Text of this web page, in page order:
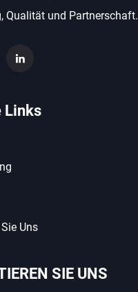
Qualität und Partnerschaft.
Links
Uns
SIE UNS